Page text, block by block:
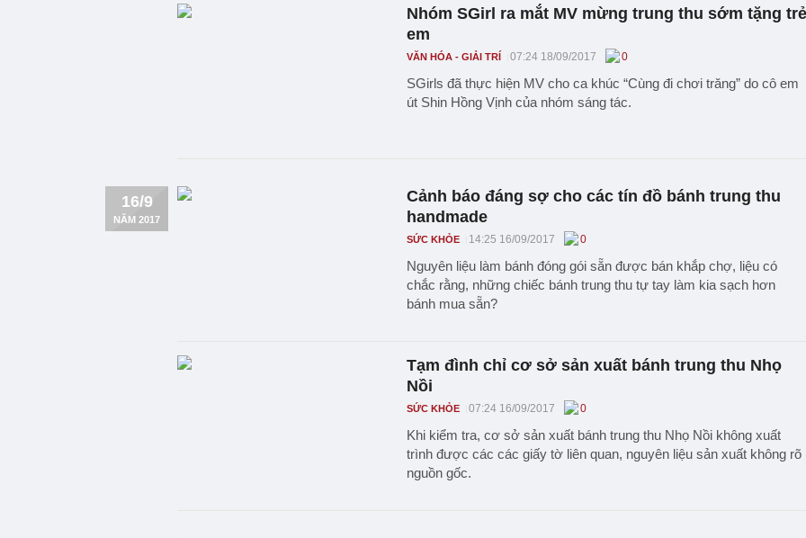
Nhóm SGirl ra mắt MV mừng trung thu sớm tặng trẻ
em
VĂN HÓA - GIẢI TRÍ 07:24 18/09/2017 0
SGirls đã thực hiện MV cho ca khúc “Cùng đi chơi trăng” do cô em
út Shin Hồng Vịnh của nhóm sáng tác.
16/9
NĂM 2017
Cảnh báo đáng sợ cho các tín đồ bánh trung thu
handmade
SỨC KHỎE 14:25 16/09/2017 0
Nguyên liệu làm bánh đóng gói sẵn được bán khắp chợ, liệu có
chắc rằng, những chiếc bánh trung thu tự tay làm kia sạch hơn
bánh mua sẵn?
Tạm đình chỉ cơ sở sản xuất bánh trung thu Nhọ
Nồi
SỨC KHỎE 07:24 16/09/2017 0
Khi kiểm tra, cơ sở sản xuất bánh trung thu Nhọ Nồi không xuất
trình được các các giấy tờ liên quan, nguyên liệu sản xuất không rõ
nguồn gốc.